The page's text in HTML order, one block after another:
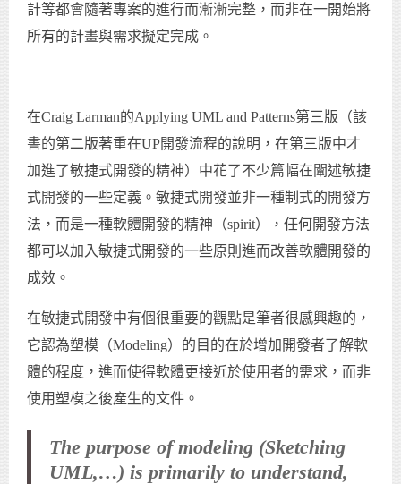
計等都會隨著專案的進行而漸漸完整，而非在一開始將
所有的計畫與需求擬定完成。
在Craig Larman的Applying UML and Patterns第三版（該
書的第二版著重在UP開發流程的說明，在第三版中才
加進了敏捷式開發的精神）中花了不少篇幅在闡述敏捷
式開發的一些定義。敏捷式開發並非一種制式的開發方
法，而是一種軟體開發的精神（spirit），任何開發方法
都可以加入敏捷式開發的一些原則進而改善軟體開發的
成效。
在敏捷式開發中有個很重要的觀點是筆者很感興趣的，
它認為塑模（Modeling）的目的在於增加開發者了解軟
體的程度，進而使得軟體更接近於使用者的需求，而非
使用塑模之後產生的文件。
The purpose of modeling (Sketching
UML,…) is primarily to understand,